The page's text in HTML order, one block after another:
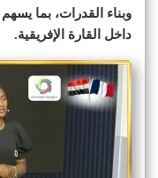
وبناء القدرات، بما
داخل القارة الإفريقية.